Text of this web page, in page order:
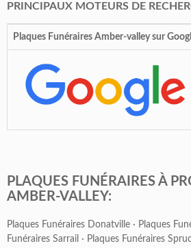
PRINCIPAUX MOTEURS DE
Plaques Funéraires Amber-valley sur
PLAQUES FUNÉRAIRES À
AMBER-VALLEY:
Plaques Funéraires Donatville · Plaques
Funéraires Sarrail · Plaques Funéraires